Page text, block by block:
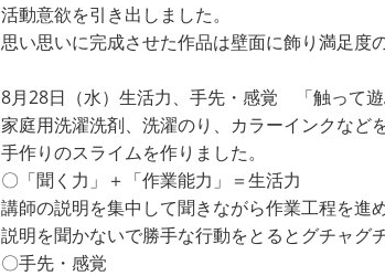
活動意欲を引き出しました。
思い思いに完成させた作品は壁面に飾り満足度
8月28日（水）生活力、手先・感覚 「触って遊
家庭用洗濯洗剤、洗濯のり、カラーインクなど
手作りのスライムを作りました。
〇「聞く力」＋「作業能力」＝生活力
講師の説明を集中して聞きながら作業工程を進
説明を聞かないで勝手な行動をとるとグチャグ
〇手先・感覚